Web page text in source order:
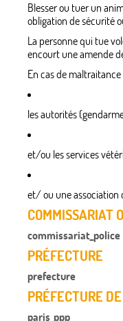
Blesser ou tuer un
obligation de sécurité
La personne qui tue
encourt une amende
En cas de
les autorités
et/ou les services
et/ ou une association
COMMISSARIAT
commissariat_police
PRÉFECTURE
prefecture
PRÉFECTURE
paris_ppp